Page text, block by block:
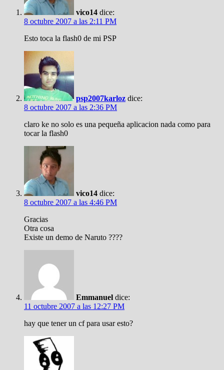
vico14 dice:
8 octubre 2007 a las 2:11 PM
Esto toca la flash0 de mi PSP
psp2007karloz dice:
8 octubre 2007 a las 2:36 PM
claro ke no solo es una pequeña aplicacion nada como para
tocar la flash0
vico14 dice:
8 octubre 2007 a las 4:46 PM
Gracias
Otra cosa
Existe un demo de Naruto ????
Emmanuel dice:
11 octubre 2007 a las 12:27 PM
hay que tener un cf para usar esto?